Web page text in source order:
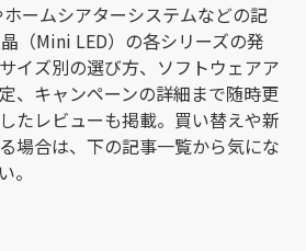
ホームシアターシステムなどの記
（Mini LED）の各シリーズの発
イズ別の選び方、ソフトウェアア
、キャンペーンの詳細まで随時更
たレビューも掲載。買い替えや新
場合は、下の記事一覧から気にな
。